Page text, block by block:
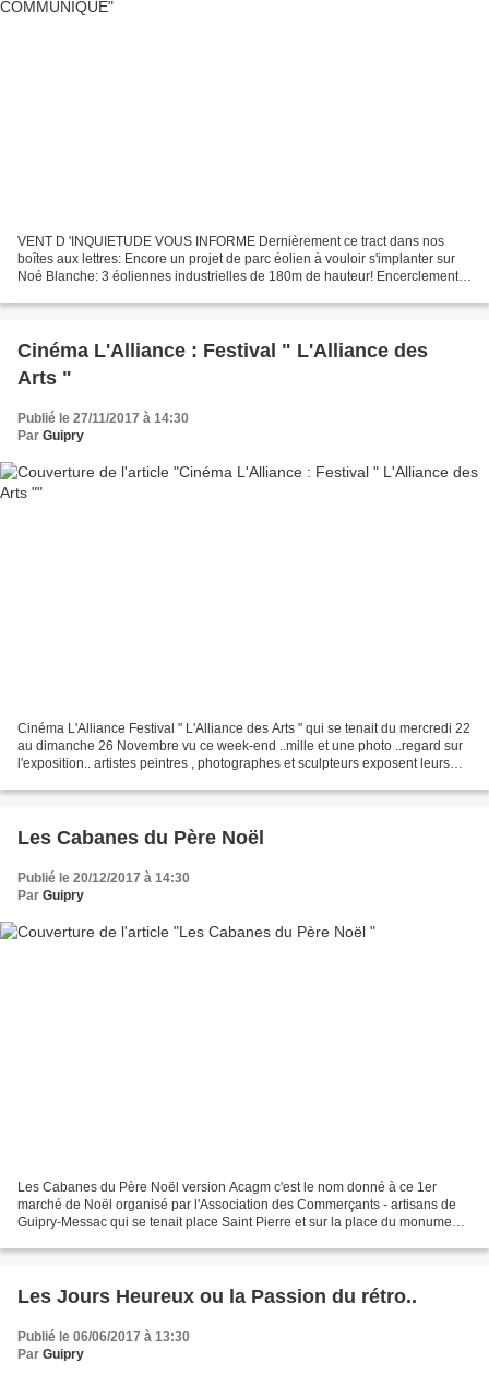
VENT D 'INQUIETUDE VOUS INFORME Dernièrement ce tract dans nos
boîtes aux lettres: Encore un projet de parc éolien à vouloir s'implanter sur
Noé Blanche: 3 éoliennes industrielles de 180m de hauteur! Encerclement,
Cinéma L'Alliance : Festival " L'Alliance des
Arts "
Publié le 27/11/2017 à 14:30
Par Guipry
Cinéma L'Alliance Festival " L'Alliance des Arts " qui se tenait du mercredi 22
au dimanche 26 Novembre vu ce week-end ..mille et une photo ..regard sur
l'exposition.. artistes peintres , photographes et sculpteurs exposent leurs
Les Cabanes du Père Noël
Publié le 20/12/2017 à 14:30
Par Guipry
Les Cabanes du Père Noël version Acagm c'est le nom donné à ce 1er
marché de Noël organisé par l'Association des Commerçants - artisans de
Guipry-Messac qui se tenait place Saint Pierre et sur la place du monument
Les Jours Heureux ou la Passion du rétro..
Publié le 06/06/2017 à 13:30
Par Guipry